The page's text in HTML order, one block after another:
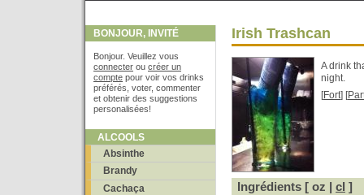
BONJOUR, INVITÉ
Bonjour. Veuillez vous
connecter ou créer un
compte pour voir vos drinks
préférés, voter, commenter
et obtenir des suggestions
personalisées!
ALCOOLS
Absinthe
Brandy
Cachaça
Irish Trashcan
A drink
night.
[Fort] [
Ingrédients [ oz | cl ]